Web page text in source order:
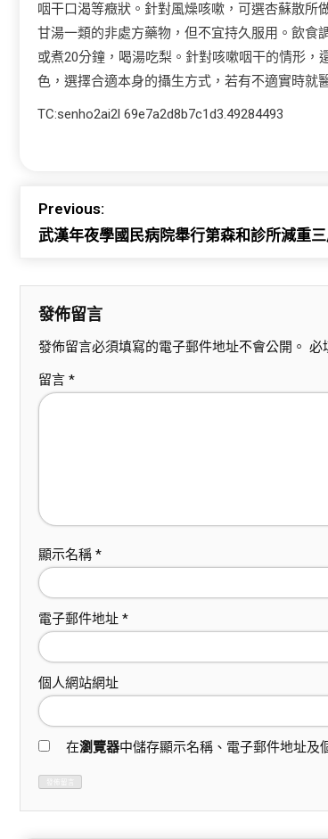
咽干口渴等癥狀。針對風燥咳嗽，可選杏蘇散所
甘湯一類的非處方藥物，但不宜持久服用。飲食
或煮20分鐘，喝湯吃梨。針對咳嗽咽干的情形
色，選擇合適本身的攝生方式，若有不適實時就
TC:senho2ai2l 69e7a2d8b7c1d3.49284493
Previous:
武漢年夜學國民病院舉行第森和診所減重
發佈留言
發佈留言必須填寫的電子郵件地址不會公開。 必
留言 *
顯示名稱 *
電子郵件地址 *
個人網站網址
在瀏覽器中儲存顯示名稱、電子郵件地址及